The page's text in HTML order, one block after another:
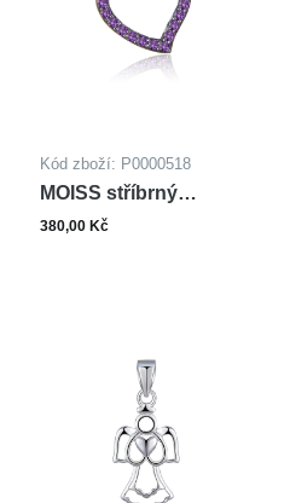
Kód zboží: P0000518
MOISS stříbrný
přívěsek SRDCE
380,00 Kč